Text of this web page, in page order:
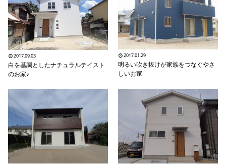
キャンペーン・ コラボ情報
家づくりの知識
お問い合わせ
2017.09.03
白を基調としたナチュラルテイスト
のお家♪
2017.01.29
明るい吹き抜けが家族をつなぐやさ
しいお家